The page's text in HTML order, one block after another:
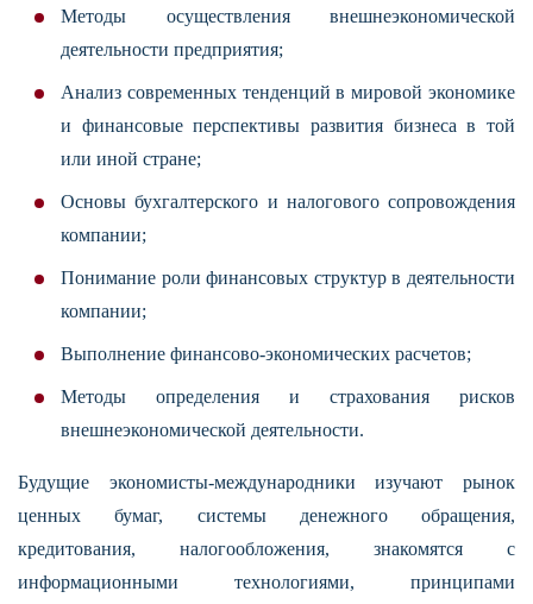
Методы осуществления внешнеэкономической
деятельности предприятия;
Анализ современных тенденций в мировой экономике
и финансовые перспективы развития бизнеса в той
или иной стране;
Основы бухгалтерского и налогового сопровождения
компании;
Понимание роли финансовых структур в деятельности
компании;
Выполнение финансово-экономических расчетов;
Методы определения и страхования рисков
внешнеэкономической деятельности.
Будущие экономисты-международники изучают рынок
ценных бумаг, системы денежного обращения,
кредитования, налогообложения, знакомятся с
информационными технологиями, принципами